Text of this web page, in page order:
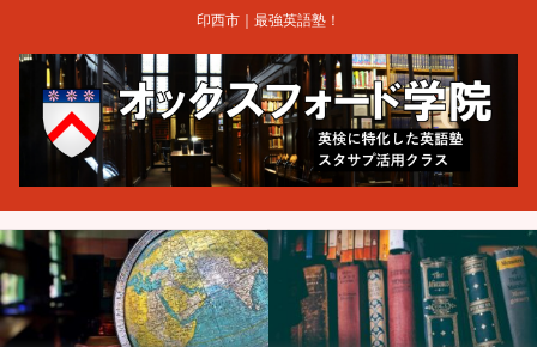
印西市｜最強英語塾！